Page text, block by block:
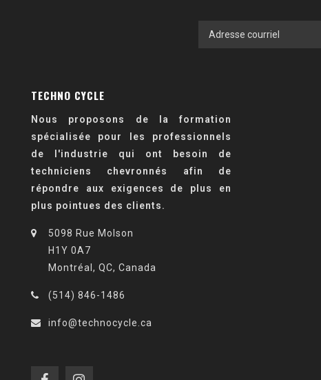
TECHNO CYCLE
Nous proposons de la formation
spécialisée pour les professionnels
de l'industrie qui ont besoin de
techniciens chevronnés afin de
répondre aux exigences de plus en
plus pointues des clients.
5098 Rue Molson
H1Y 0A7
Montréal, QC, Canada
(514) 846-1486
info@technocycle.ca